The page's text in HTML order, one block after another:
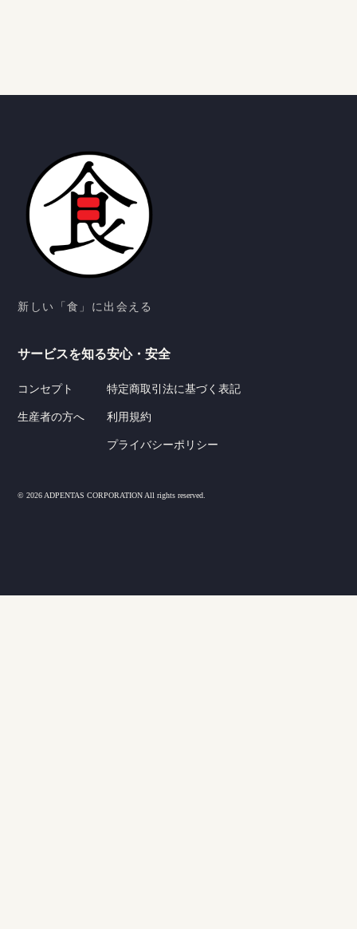
新しい「食」に出会える
サービスを知る
コンセプト
生産者の方へ
安心・安全
特定商取引法に基づく表記
利用規約
プライバシーポリシー
© 2026 ADPENTAS CORPORATION All rights reserved.